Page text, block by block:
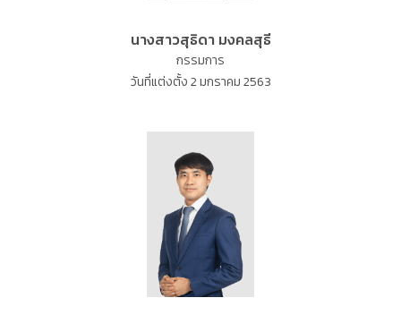
นางสาวสุธิดา มงคลสุธี
กรรมการ
วันที่แต่งตั้ง 2 มกราคม 2563